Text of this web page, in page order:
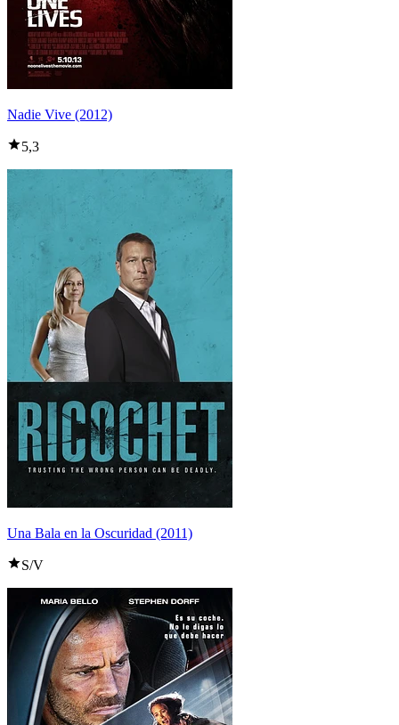
Nadie Vive (2012)
5,3
Una Bala en la Oscuridad (2011)
S/V